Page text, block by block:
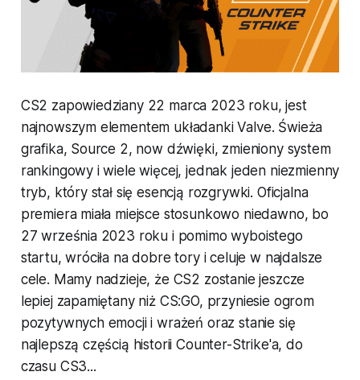
CS2 zapowiedziany 22 marca 2023 roku, jest
najnowszym elementem układanki Valve. Świeża
grafika, Source 2, now dźwięki, zmieniony system
rankingowy i wiele więcej, jednak jeden niezmienny
tryb, który stał się esencją rozgrywki. Oficjalna
premiera miała miejsce stosunkowo niedawno, bo
27 września 2023 roku i pomimo wyboistego
startu, wróciła na dobre tory i celuje w najdalsze
cele. Mamy nadzieje, że CS2 zostanie jeszcze
lepiej zapamiętany niż CS:GO, przyniesie ogrom
pozytywnych emocji i wrażeń oraz stanie się
najlepszą częścią historii Counter-Strike'a, do
czasu CS3...